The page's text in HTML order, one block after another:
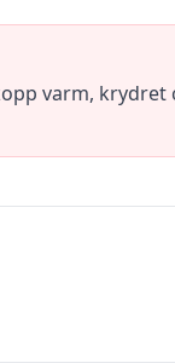
varm, krydret